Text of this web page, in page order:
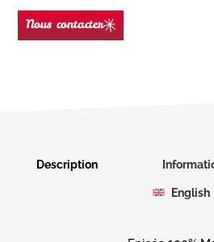
Nous contacter
Description
English